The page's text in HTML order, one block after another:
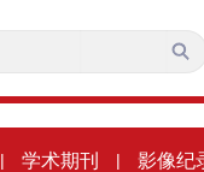
| 学术期刊 | 影像纪